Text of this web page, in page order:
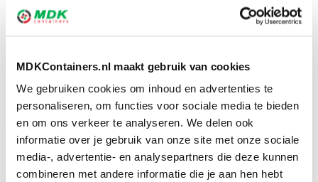
MDKContainers.nl maakt gebruik van cookies
We gebruiken cookies om inhoud en advertenties te
personaliseren, om functies voor sociale media te bieden
en om ons verkeer te analyseren. We delen ook
informatie over je gebruik van onze site met onze sociale
media-, advertentie- en analysepartners die deze kunnen
combineren met andere informatie die je aan hen hebt
hoogwaardige materialen op. Het hergebruiken van
het tot herbruikbaar materiaal of als bijkomende
bouwstof. Via ons uitgebreide netwerk hebben wij voor
elke afvalsoort de geschikte bestemming.